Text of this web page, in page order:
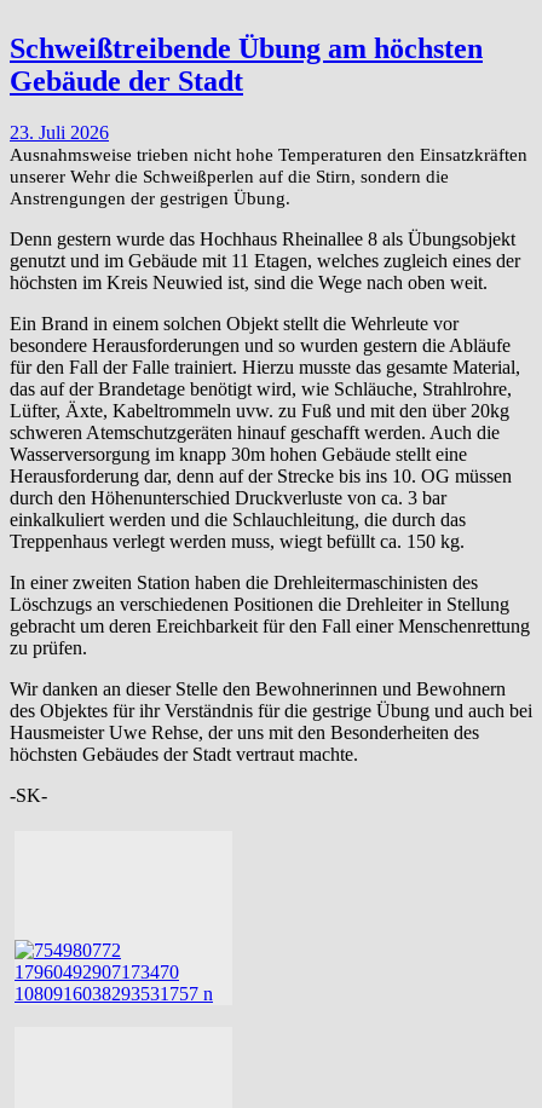
Schweißtreibende Übung am höchsten
Gebäude der Stadt
23. Juli 2026
Ausnahmsweise trieben nicht hohe Temperaturen den Einsatzkräften
unserer Wehr die Schweißperlen auf die Stirn, sondern die
Anstrengungen der gestrigen Übung.
Denn gestern wurde das Hochhaus Rheinallee 8 als Übungsobjekt
genutzt und im Gebäude mit 11 Etagen, welches zugleich eines der
höchsten im Kreis Neuwied ist, sind die Wege nach oben weit.
Ein Brand in einem solchen Objekt stellt die Wehrleute vor
besondere Herausforderungen und so wurden gestern die Abläufe
für den Fall der Falle trainiert. Hierzu musste das gesamte Material,
das auf der Brandetage benötigt wird, wie Schläuche, Strahlrohre,
Lüfter, Äxte, Kabeltrommeln uvw. zu Fuß und mit den über 20kg
schweren Atemschutzgeräten hinauf geschafft werden. Auch die
Wasserversorgung im knapp 30m hohen Gebäude stellt eine
Herausforderung dar, denn auf der Strecke bis ins 10. OG müssen
durch den Höhenunterschied Druckverluste von ca. 3 bar
einkalkuliert werden und die Schlauchleitung, die durch das
Treppenhaus verlegt werden muss, wiegt befüllt ca. 150 kg.
In einer zweiten Station haben die Drehleitermaschinisten des
Löschzugs an verschiedenen Positionen die Drehleiter in Stellung
gebracht um deren Ereichbarkeit für den Fall einer Menschenrettung
zu prüfen.
Wir danken an dieser Stelle den Bewohnerinnen und Bewohnern
des Objektes für ihr Verständnis für die gestrige Übung und auch bei
Hausmeister Uwe Rehse, der uns mit den Besonderheiten des
höchsten Gebäudes der Stadt vertraut machte.
-SK-